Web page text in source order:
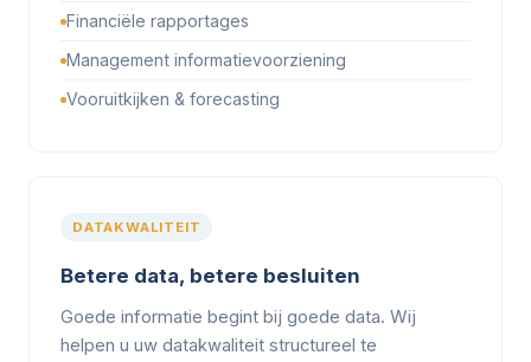
Financiële rapportages
Management informatievoorziening
Vooruitkijken & forecasting
DATAKWALITEIT
Betere data, betere besluiten
Goede informatie begint bij goede data. Wij
helpen u uw datakwaliteit structureel te